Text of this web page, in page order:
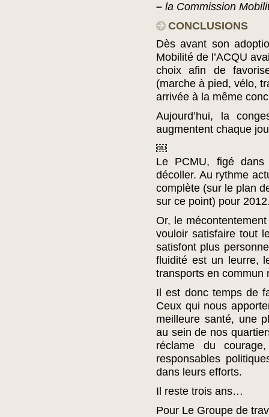
– la Commission
CONCLUSIONS
Dès avant son
Mobilité de l’ACQU
choix afin de
(marche à pied, vélo,
arrivée à la même
Aujourd’hui, la
augmentent chaque
￼
Le PCMU, figé
décoller. Au rythme
complète (sur le plan
sur ce point) pour
Or, le
vouloir satisfaire tout
satisfont plus
fluidité est un leurre,
transports en commun
Il est donc temps de
Ceux qui nous
meilleure santé, une
au sein de nos
réclame du
responsables
dans leurs efforts.
Il reste trois ans…
Pour Le Groupe de